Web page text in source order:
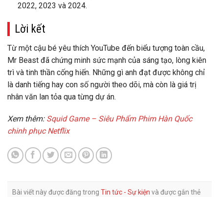
2022, 2023 và 2024.
Lời kết
Từ một cậu bé yêu thích YouTube đến biểu tượng toàn cầu,
Mr Beast đã chứng minh sức mạnh của sáng tạo, lòng kiên
trì và tinh thần cống hiến. Những gì anh đạt được không chỉ
là danh tiếng hay con số người theo dõi, mà còn là giá trị
nhân văn lan tỏa qua từng dự án.
Xem thêm: Squid Game – Siêu Phẩm Phim Hàn Quốc
chinh phục Netflix
Bài viết này được đăng trong Tin tức - Sự kiện và được gắn thẻ